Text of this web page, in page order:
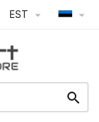
EST  
